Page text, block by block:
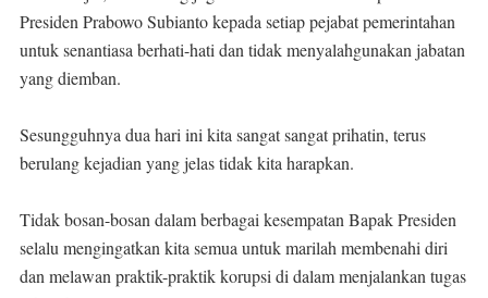
Presiden Prabowo Subianto kepada setiap pejabat pemerintahan
untuk senantiasa berhati-hati dan tidak menyalahgunakan jabatan
yang diemban.
Sesungguhnya dua hari ini kita sangat sangat prihatin, terus
berulang kejadian yang jelas tidak kita harapkan.
Tidak bosan-bosan dalam berbagai kesempatan Bapak Presiden
selalu mengingatkan kita semua untuk marilah membenahi diri
dan melawan praktik-praktik korupsi di dalam menjalankan tugas